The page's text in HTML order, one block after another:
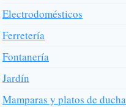
Electrodomésticos
Ferretería
Fontanería
Jardín
Mamparas y platos de ducha